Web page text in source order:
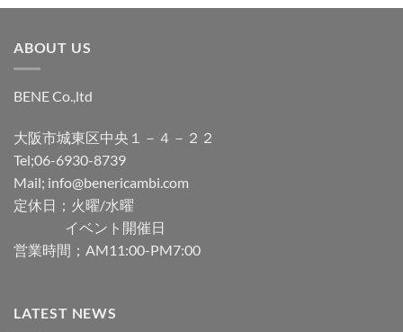
ABOUT US
BENE Co.,ltd
大阪市城東区中央１－４－２２
Tel;06-6930-8739
Mail; info@benericambi.com
定休日；火曜/水曜
イベント開催日
営業時間；AM11:00-PM7:00
LATEST NEWS